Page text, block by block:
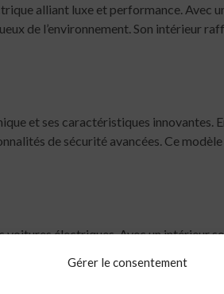
Gérer le consentement
alliant luxe et performance. Avec
de l’environnement. Son intérieur
et ses caractéristiques
de sécurité avancées. Ce
voitures électriques. Avec un intérieur
d’infodivertissement MBUX et ses